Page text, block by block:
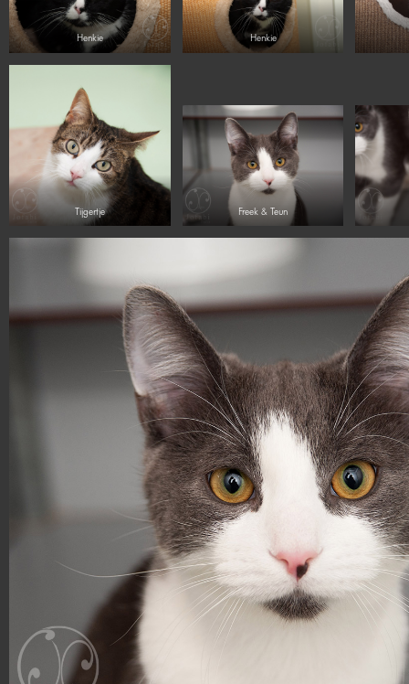
Henkie Henkie
Tijgertje Freek & Teun